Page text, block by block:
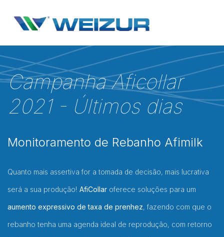
Campanha Aficollar
2021 - Últimos dias
Monitoramento de Rebanho Afimilk
Quanto mais assertiva for a tomada de decisão, mais lucrativa
será a sua produção! AfiCollar oferece soluções para um
aumento expressivo de taxa de prenhez, fazendo com que o
rebanho tenha uma agenda ideal de reprodução, com retorno